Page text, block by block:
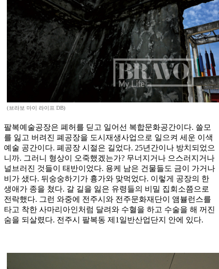
(브라보 마이 라이프 DB)
팔복예술공장은 폐허를 딛고 일어선 복합문화공간이다. 쓸모
를 잃고 버려진 폐공장을 도시재생사업으로 일으켜 세운 이색
예술 공간이다. 폐공장 시절은 길었다. 25년간이나 방치되었으
니까. 그러니 형상이 오죽했겠는가? 무너지거나 으스러지거나
널브러진 것들이 태반이었다. 용케 남은 건물들도 금이 가거나
비가 샜다. 뒤숭숭하기가 흉가와 맞먹었다. 이렇게 공장의 한
생애가 종을 쳤다. 갈 길을 잃은 유령들의 비밀 집회소쯤으로
전락했다. 그런 와중에 전주시와 전주문화재단이 앰뷸런스를
타고 착한 사마리아인처럼 달려와 수혈을 하고 수술을 해 꺼진
숨을 되살렸다. 전주시 팔복동 제1일반산업단지 안에 있다.